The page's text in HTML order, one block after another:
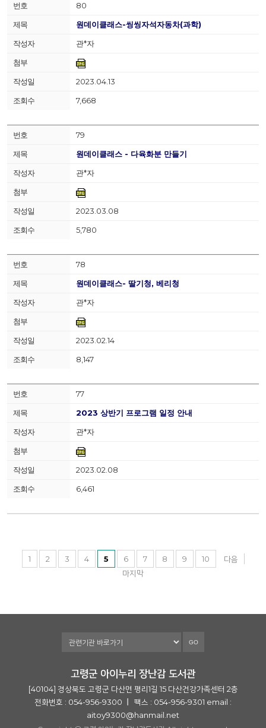
80
원데이클래스-씽씽자석자동차(과학)
관*자
2023.04.13
7,668
79
원데이클래스 - 다육화분 만들기
관*자
2023.03.08
5,780
78
원데이클래스- 딸기청, 베리청
관*자
2023.02.14
8,147
77
2023 상반기 프로그램 일정 안내
관*자
2023.02.08
6,461
1 2 3 4 5 6 7 8 9 10
다음
마지막
고령군 아이누리 장난감 도서관
[40104] 경상북도 고령군 다산면 평리1길 15 다산건강가족센터 2층
전화번호 : 054-956-9300
팩스 : 054-956-9301 email :
aitoy9300@hanmail.net
GO